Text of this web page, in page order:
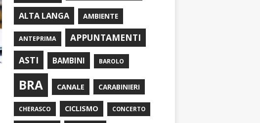
ALTA LANGA AMBIENTE
ANTEPRIMA
APPUNTAMENTI
ASTI
BAMBINI BAROLO
BRA CANALE CARABINIERI
CHERASCO CICLISMO CONCERTO